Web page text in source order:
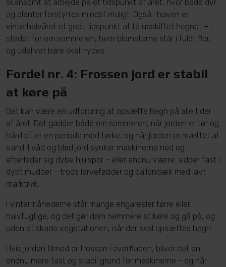
skånsomt at arbejde på et tidspunkt af året, hvor både dyr
og planter forstyrres mindst muligt. Også i haven er
vinterhalvåret et godt tidspunkt at få udskiftet hegnet – i
stedet for om sommeren, hvor blomsterne står i fuldt flor,
og udelivet bare skal nydes.
Fordel nr. 4: Frossen jord er stabil
at køre på
Det kan være en udfordring at opsætte hegn på alle tider
af året. Det gælder både om sommeren, når jorden er tør og
hård efter en periode med tørke, og når jorden er mættet af
vand. I våd og blød jord synker maskinerne ned og
efterlader sig dybe hjulspor - eller endnu værre: sidder fast i
dybt mudder - trods larvefødder og ballondæk med lavt
marktryk.
I vintermånederne står mange engarealer tørre eller
halvfugtige, og det gør dem nemmere at køre og gå på, og
uden at skade vegetationen, når der skal opsættes hegn.
Hvis jorden tilmed er frossen i overfladen, bliver det en
endnu mere fast og stabil grund for maskinerne - og når